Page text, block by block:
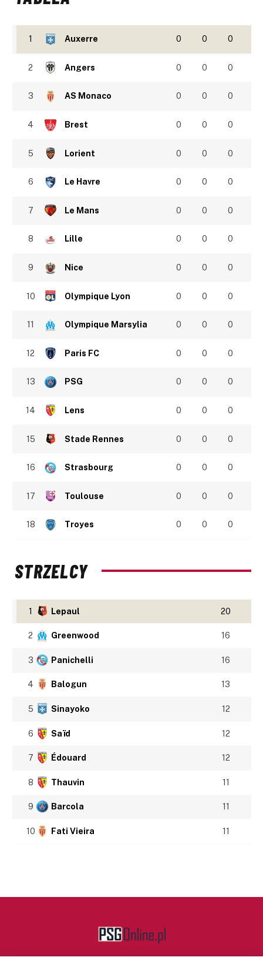
1 Auxerre 0 0 0
2 Angers 0 0 0
3 AS Monaco 0 0 0
4 Brest 0 0 0
5 Lorient 0 0 0
6 Le Havre 0 0 0
7 Le Mans 0 0 0
8 Lille 0 0 0
9 Nice 0 0 0
10 Olympique Lyon 0 0 0
11 Olympique Marsylia 0 0 0
12 Paris FC 0 0 0
13 PSG 0 0 0
14 Lens 0 0 0
15 Stade Rennes 0 0 0
16 Strasbourg 0 0 0
17 Toulouse 0 0 0
18 Troyes 0 0 0
STRZELCY
1 Lepaul 20
2 Greenwood 16
3 Panichelli 16
4 Balogun 13
5 Sinayoko 12
6 Saïd 12
7 Édouard 12
8 Thauvin 11
9 Barcola 11
10 Fati Vieira 11